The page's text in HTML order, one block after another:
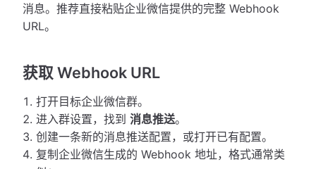
消息。推荐直接粘贴企业微信提供的完整 Webhook
URL。
获取 Webhook URL
打开目标企业微信群。
进入群设置，找到消息推送。
创建一条新的消息推送配置，或打开已有配置。
复制企业微信生成的 Webhook 地址，格式通常类